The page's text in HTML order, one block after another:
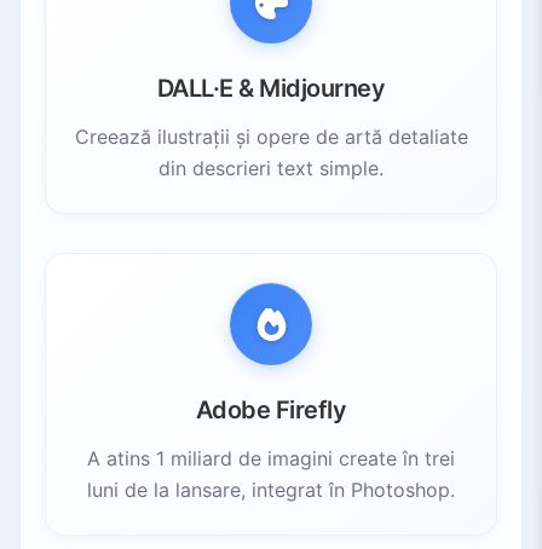
DALL·E & Midjourney
Creează ilustrații și opere de artă detaliate
din descrieri text simple.
Adobe Firefly
A atins 1 miliard de imagini create în trei
luni de la lansare, integrat în Photoshop.